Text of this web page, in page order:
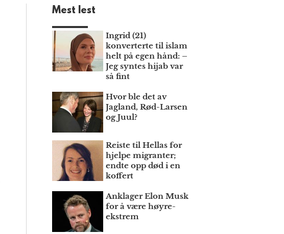
Mest lest
Ingrid (21)
konverterte til islam
helt på egen hånd: –
Jeg syntes hijab var
så fint
Hvor ble det av
Jagland, Rød-Larsen
og Juul?
Reiste til Hellas for
hjelpe migranter;
endte opp død i en
koffert
Anklager Elon Musk
for å være høyre­
ekstrem